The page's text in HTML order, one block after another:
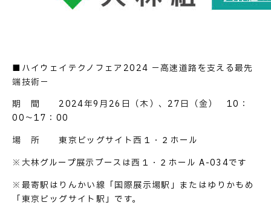
■ハイウェイテクノフェア2024 －高速道路を支える最先
端技術－
期 間 2024年9月26日（木）、27日（金） 10：
00～17：00
場 所 東京ビッグサイト西１・２ホール
※大林グループ展示ブースは西１・２ホール A-034です
※最寄駅はりんかい線「国際展示場駅」またはゆりかもめ
「東京ビッグサイト駅」です。